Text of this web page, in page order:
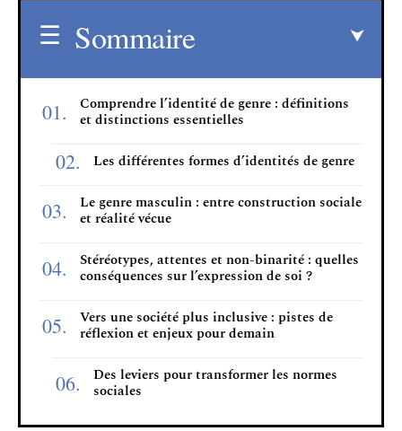
Sommaire
Comprendre l’identité de genre : définitions
et distinctions essentielles
Les différentes formes d’identités de genre
Le genre masculin : entre construction sociale
et réalité vécue
Stéréotypes, attentes et non-binarité : quelles
conséquences sur l’expression de soi ?
Vers une société plus inclusive : pistes de
réflexion et enjeux pour demain
Des leviers pour transformer les normes
sociales